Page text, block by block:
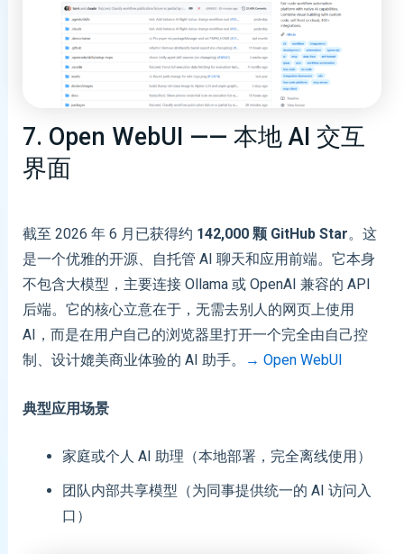
7. Open WebUI —— 本地 AI 交互
界面
截至 2026 年 6 月已获得约 142,000 颗 GitHub Star。这
是一个优雅的开源、自托管 AI 聊天和应用前端。它本身
不包含大模型，主要连接 Ollama 或 OpenAI 兼容的 API
后端。它的核心立意在于，无需去别人的网页上使用
AI，而是在用户自己的浏览器里打开一个完全由自己控
制、设计媲美商业体验的 AI 助手。
→ Open WebUI
典型应用场景
家庭或个人 AI 助理（本地部署，完全离线使用）
团队内部共享模型（为同事提供统一的 AI 访问入
口）